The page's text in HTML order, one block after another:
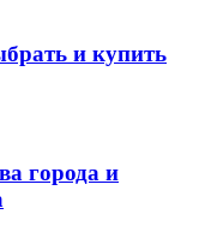
и купить
города и